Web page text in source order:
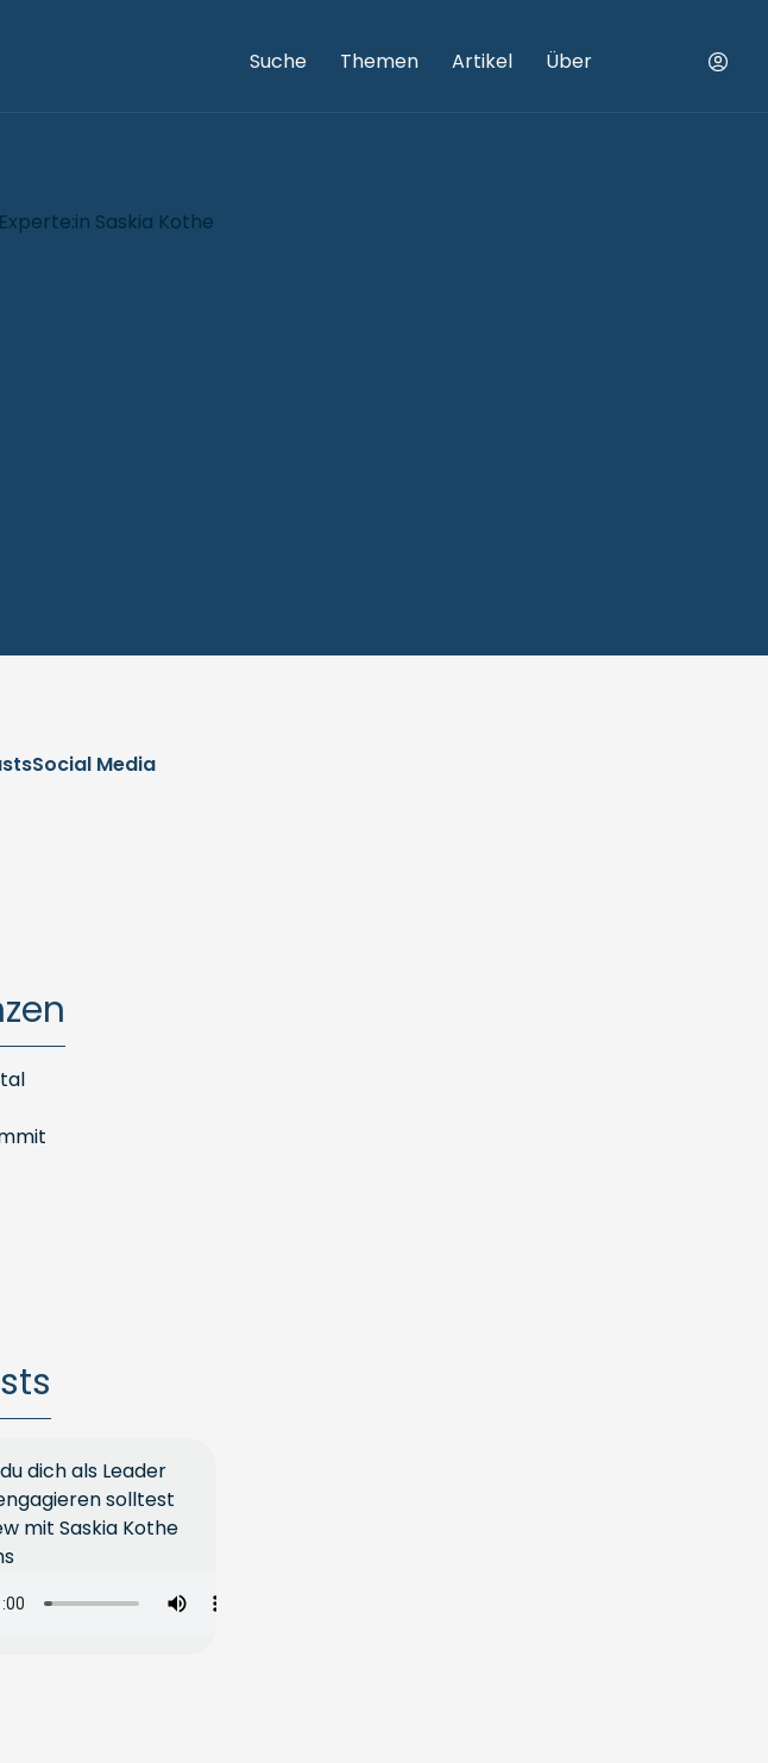
Suche Themen Artikel Über
Social Media
dich als Leader
solltest
mit Saskia Kothe